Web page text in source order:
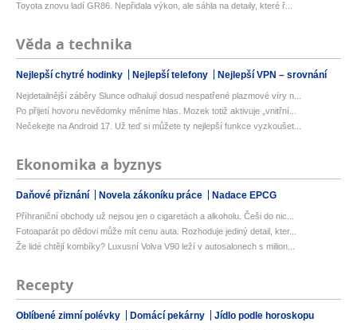
Toyota znovu ladí GR86. Nepřidala výkon, ale sáhla na detaily, které ř...
Věda a technika
Nejlepší chytré hodinky Nejlepší telefony Nejlepší VPN – srovnání
Nejdetailnější záběry Slunce odhalují dosud nespatřené plazmové víry n...
Po přijetí hovoru nevědomky měníme hlas. Mozek totiž aktivuje „vnitřní...
Nečekejte na Android 17. Už teď si můžete ty nejlepší funkce vyzkoušet...
Ekonomika a byznys
Daňové přiznání Novela zákoníku práce Nadace EPCG
Příhraniční obchody už nejsou jen o cigaretách a alkoholu. Češi do nic...
Fotoaparát po dědovi může mít cenu auta. Rozhoduje jediný detail, kter...
Že lidé chtějí kombíky? Luxusní Volva V90 leží v autosalonech s milion...
Recepty
Oblíbené zimní polévky Domácí pekárny Jídlo podle horoskopu